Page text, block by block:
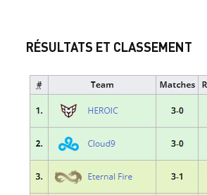
RÉSULTATS ET CLASSEMENT